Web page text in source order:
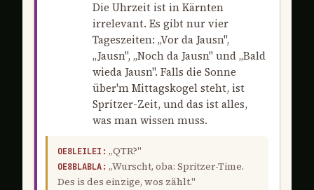
Die Uhrzeit ist in Kärnten
irrelevant. Es gibt nur vier
Tageszeiten: „Vor da Jausn",
„Jausn", „Noch da Jausn" und „Bald
wieda Jausn". Falls die Sonne
über'm Mittagskogel steht, ist
Spritzer-Zeit, und das ist alles,
was man wissen muss.
OE8LEILEI: „QTR?"
OE8BLABLA: „Wurscht, oba: Spritzer-Time.
Des is des einzige, wos zählt."